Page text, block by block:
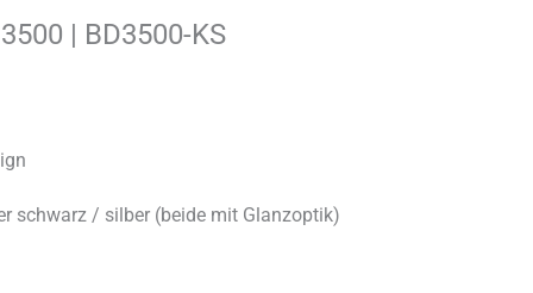
| BD3500-KS
schwarz / silber (beide mit Glanzoptik)